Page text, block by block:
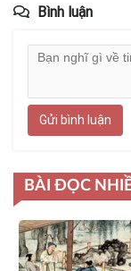
Bình luận
Gửi bình luận
BÀI ĐỌC